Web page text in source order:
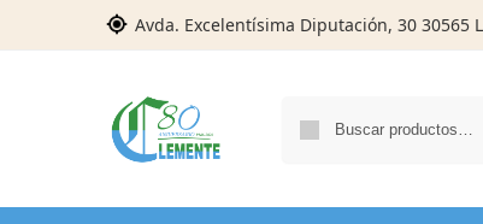
Avda. Excelentísima Diputación, 30 30565